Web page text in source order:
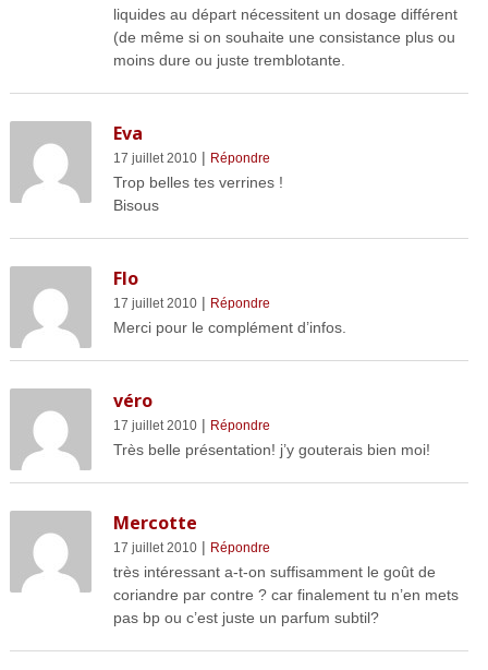
liquides au départ nécessitent un dosage différent
(de même si on souhaite une consistance plus ou
moins dure ou juste tremblotante.
Eva
17 juillet 2010| Répondre
Trop belles tes verrines !
Bisous
Flo
17 juillet 2010| Répondre
Merci pour le complément d’infos.
véro
17 juillet 2010| Répondre
Très belle présentation! j’y gouterais bien moi!
Mercotte
17 juillet 2010| Répondre
très intéressant a-t-on suffisamment le goût de
coriandre par contre ? car finalement tu n’en mets
pas bp ou c’est juste un parfum subtil?